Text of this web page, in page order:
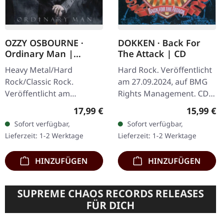
OZZY OSBOURNE ·
Ordinary Man |
DIGIPAK CD
Heavy Metal/Hard
Rock/Classic Rock.
Veröffentlicht am
21.02.2020, auf Sony
Music. CD im 6-sitigen
Deluxe Softpak mit
Prägedruck. Nach einer…
Regulärer Preis:
17,99 €
Sofort verfügbar,
Lieferzeit: 1-2 Werktage
HINZUFÜGEN
DOKKEN · Back For
The Attack | CD
Hard Rock. Veröffentlicht
am 27.09.2024, auf BMG
Rights Management. CD
im Digipak. Das Jahr 1987:
Hair Metal regiert die
Welt, die Riffs sind dick,…
15,99 €
Sofort verfügbar,
Lieferzeit: 1-2 Werktage
HINZUFÜGEN
SUPREME CHAOS RECORDS RELEASES
FÜR DICH